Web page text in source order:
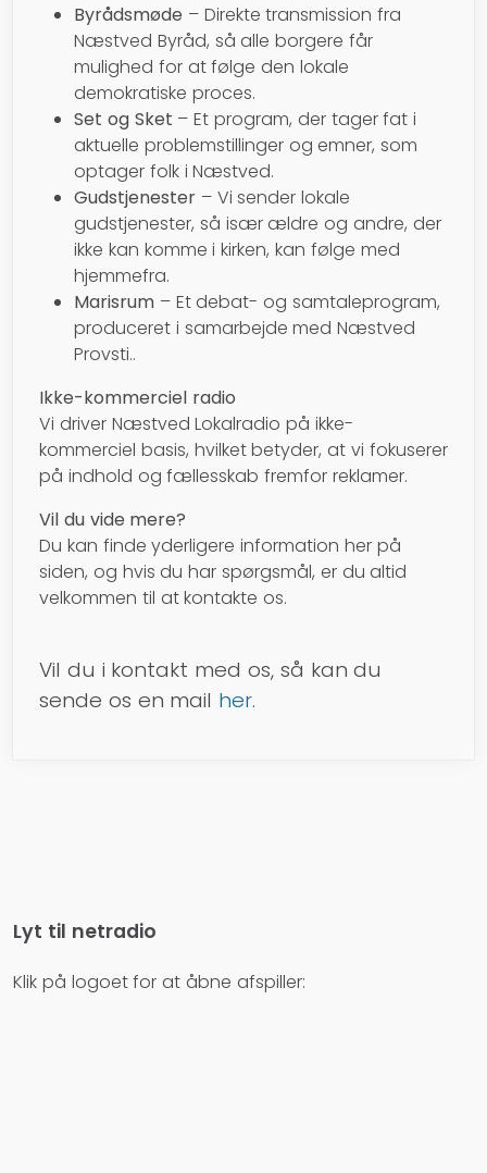
Lyt til netradio
Klik på logoet for at åbne afspiller:
Byrådsmøde – Direkte transmission fra
Næstved Byråd, så alle borgere får
mulighed for at følge den lokale
demokratiske proces.
Set og Sket – Et program, der tager fat i
aktuelle problemstillinger og emner, som
optager folk i Næstved.
Gudstjenester – Vi sender lokale
gudstjenester, så især ældre og andre, der
ikke kan komme i kirken, kan følge med
hjemmefra.
Marisrum – Et debat- og samtaleprogram,
produceret i samarbejde med Næstved
Provsti..
Ikke-kommerciel radio
Vi driver Næstved Lokalradio på ikke-
kommerciel basis, hvilket betyder, at vi fokuserer
på indhold og fællesskab fremfor reklamer.
Vil du vide mere?
Du kan finde yderligere information her på
siden, og hvis du har spørgsmål, er du altid
velkommen til at kontakte os.
Vil du i kontakt med os, så kan du
sende os en mail her.